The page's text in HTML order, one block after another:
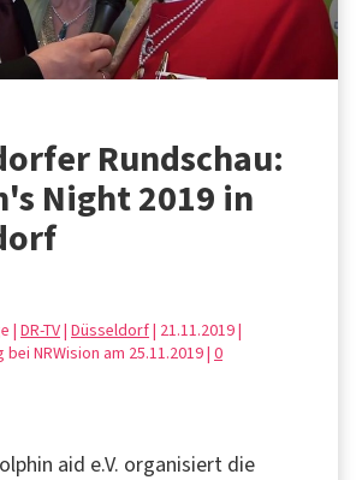
Video
Rundschau:
Night 2019 in
| DR-TV| Düsseldorf| 21.11.2019 |
NRWision am 25.11.2019 | 0
aid e.V. organisiert die